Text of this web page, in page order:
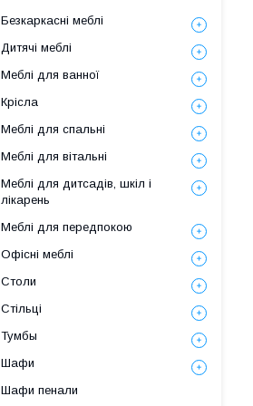
Безкаркасні меблі
Дитячі меблі
Меблі для ванної
Крісла
Меблі для спальні
Меблі для вітальні
Меблі для дитсадів, шкіл і
лікарень
Меблі для передпокою
Офісні меблі
Столи
Стільці
Тумбы
Шафи
Шафи пенали